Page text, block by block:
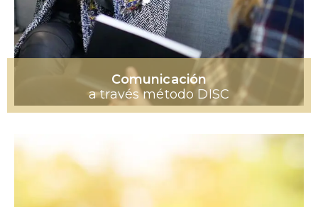
Comunicación
a través método DISC